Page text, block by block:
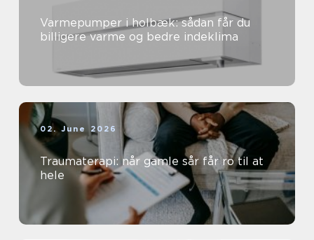
Varmepumper i holbæk: sådan får du
billigere varme og bedre indeklima
02. June 2026
Traumaterapi: når gamle sår får ro til at
hele